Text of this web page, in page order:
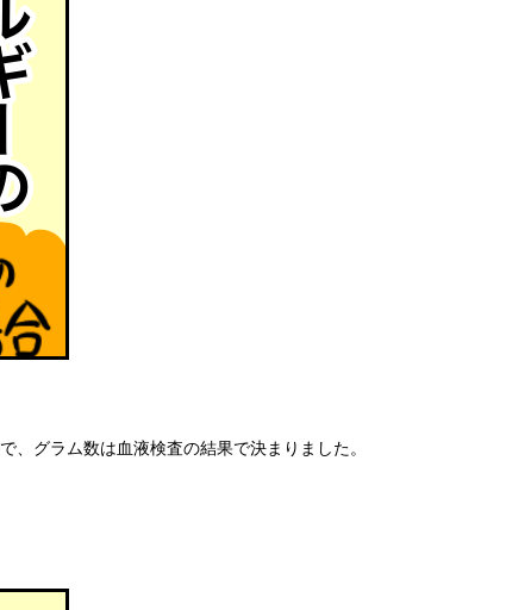
グラム数は血液検査の結果で決まりました。